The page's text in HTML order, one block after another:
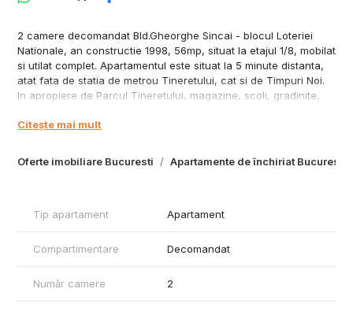
Oferte imobiliare Bucuresti Apartamente de închiriat Bucuresti
2 camere decomandat Bld.Gheorghe Sincai - blocul Loteriei
Nationale, an constructie 1998, 56mp, situat la etajul 1/8, mobilat
si utilat complet. Apartamentul este situat la 5 minute distanta,
atat fata de statia de metrou Tineretului, cat si de Timpuri Noi.
In apropiere de Parcul Tineretului, magazine, scoli, gradinite,
DISPONIBIL PENTRU MUTARE INCEPAND CU 15.01.2026, DAR SE
In cazulin care nu vi se raspunde la telefon, va rog sa lasati un
mesaj, cu privire la aceasta proprietate, multumesc!
Citește mai mult
Tip apartament Apartament
Compartimentare Decomandat
Număr camere 2